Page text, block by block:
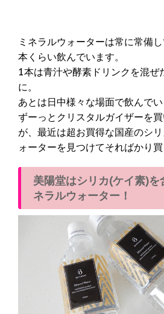
ミネラルウォーターは常に常備
本くらい飲んでいます。
1本は青汁や酵素ドリンクを混ぜ
に。
あとは日中様々な場面で飲んでい
ずーっとクリスタルガイザーを
が、最近は超お買得な国産のシ
ォーターを見つけてそればかり買
美陽堂はシリカ(ケイ素)を
ネラルウォーター！